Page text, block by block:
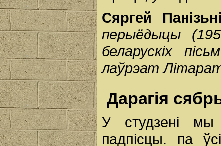
Сяргей
перыёдыцы
беларускіх
лаўрэат
Дарагія
У студзені мы
падпісцы. па